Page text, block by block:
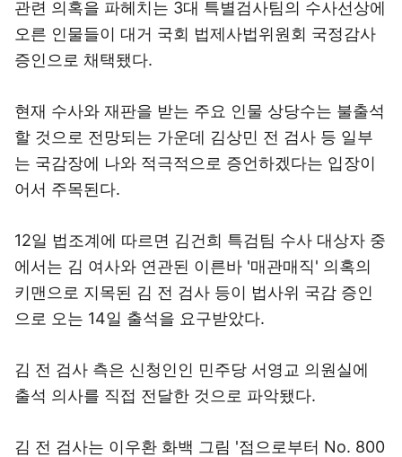
관련 의혹을 파헤치는 3대 특별검사팀의 수사선상에
오른 인물들이 대거 국회 법제사법위원회 국정감사
증인으로 채택됐다.
현재 수사와 재판을 받는 주요 인물 상당수는 불출석
할 것으로 전망되는 가운데 김상민 전 검사 등 일부
는 국감장에 나와 적극적으로 증언하겠다는 입장이
어서 주목된다.
12일 법조계에 따르면 김건희 특검팀 수사 대상자 중
에서는 김 여사와 연관된 이른바 '매관매직' 의혹의
키맨으로 지목된 김 전 검사 등이 법사위 국감 증인
으로 오는 14일 출석을 요구받았다.
김 전 검사 측은 신청인인 민주당 서영교 의원실에
출석 의사를 직접 전달한 것으로 파악됐다.
김 전 검사는 이우환 화백 그림 '점으로부터 No. 800